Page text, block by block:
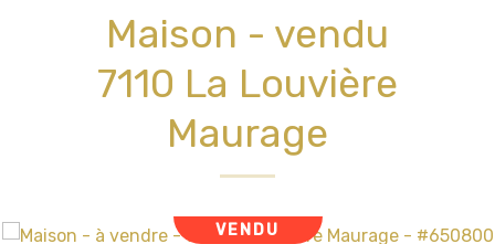
Maison - vendu
7110 La Louvière
Maurage
VENDU